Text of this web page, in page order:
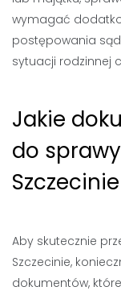
wymagać
postępowania
sytuacji rodzinnej
Jakie
do
Szczecinie
Aby skutecznie
Szczecinie,
dokumentów,